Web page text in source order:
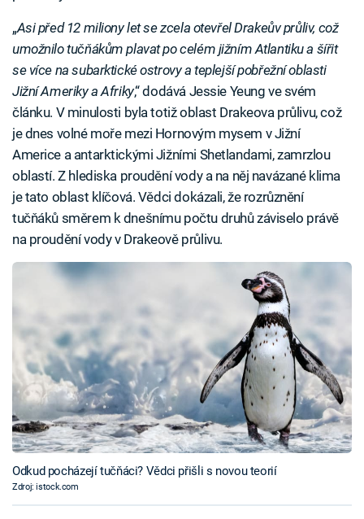
„Asi před 12 miliony let se zcela otevřel Drakeův průliv, což
umožnilo tučňákům plavat po celém jižním Atlantiku a šířit
se více na subarktické ostrovy a teplejší pobřežní oblasti
Jižní Ameriky a Afriky,“ dodává Jessie Yeung ve svém
článku. V minulosti byla totiž oblast Drakeova průlivu, což
je dnes volné moře mezi Hornovým mysem v Jižní
Americe a antarktickými Jižními Shetlandami, zamrzlou
oblastí. Z hlediska proudění vody a na něj navázané klima
je tato oblast klíčová. Vědci dokázali, že rozrůznění
tučňáků směrem k dnešnímu počtu druhů záviselo právě
na proudění vody v Drakeově průlivu.
Odkud pocházejí tučňáci? Vědci přišli s novou teorií
Zdroj: istock.com